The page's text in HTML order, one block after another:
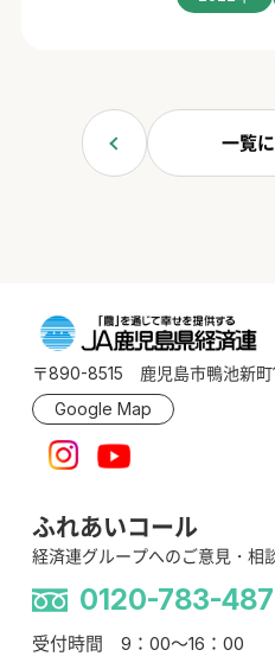
一覧
〒890-8515 鹿児島市鴨池新町
Google Map
ふれあいコール
経済連グループへのご意見・相
0120-783-487
受付時間 9：00～16：00